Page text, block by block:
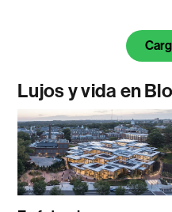
Lujos y vida en